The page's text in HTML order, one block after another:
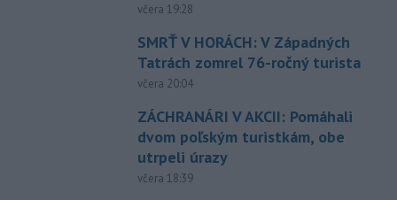
včera 19:28
SMRŤ V HORÁCH: V Západných
Tatrách zomrel 76-ročný turista
včera 20:04
ZÁCHRANÁRI V AKCII: Pomáhali
dvom poľským turistkám, obe
utrpeli úrazy
včera 18:39